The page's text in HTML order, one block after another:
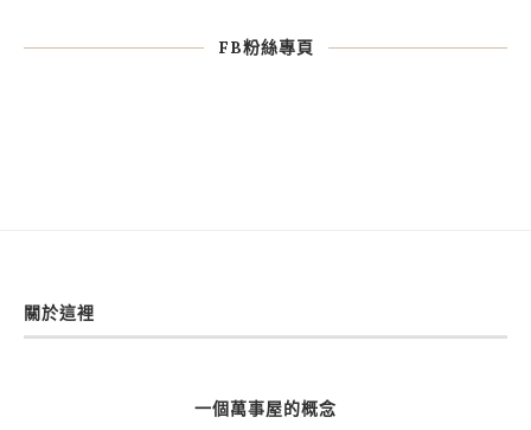
FB粉絲專頁
關於這裡
一個萬事屋的概念